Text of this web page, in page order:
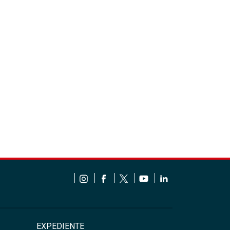
EXPEDIENTE